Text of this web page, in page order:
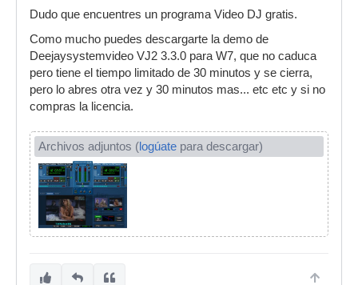
Dudo que encuentres un programa Video DJ gratis.
Como mucho puedes descargarte la demo de
Deejaysystemvideo VJ2 3.3.0 para W7, que no caduca
pero tiene el tiempo limitado de 30 minutos y se cierra,
pero lo abres otra vez y 30 minutos mas... etc etc y si no
compras la licencia.
Archivos adjuntos (logúate para descargar)